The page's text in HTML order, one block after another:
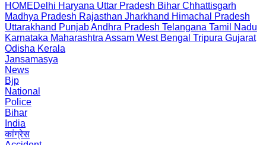
HOMEDelhi Haryana Uttar Pradesh Bihar Chhattisgarh
Madhya Pradesh Rajasthan Jharkhand Himachal Pradesh
Uttarakhand PunjabAndhra Pradesh Telangana Tamil Nadu
Karnataka Maharashtra Assam West Bengal Tripura Gujarat
Odisha Kerala
Jansamasya
News
Bjp
National
Police
Bihar
India
कांग्रेस